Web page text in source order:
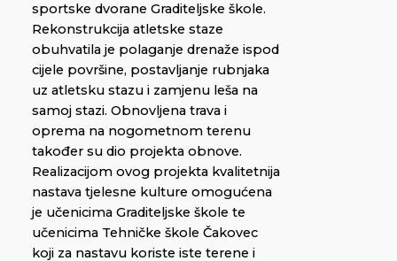
sportske dvorane Graditeljske škole.
Rekonstrukcija atletske staze
obuhvatila je polaganje drenaže ispod
cijele površine, postavljanje rubnjaka
uz atletsku stazu i zamjenu leša na
samoj stazi. Obnovljena trava i
oprema na nogometnom terenu
također su dio projekta obnove.
Realizacijom ovog projekta kvalitetnija
nastava tjelesne kulture omogućena
je učenicima Graditeljske škole te
učenicima Tehničke škole Čakovec
koji za nastavu koriste iste terene i